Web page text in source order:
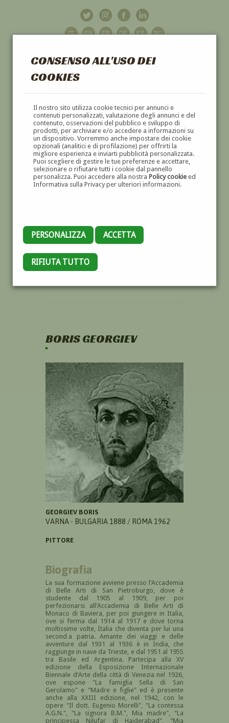
CONSENSO ALL'USO DEI
COOKIES
Il nostro sito utilizza cookie tecnici per annunci e
contenuti personalizzati, valutazione degli annunci e del
contenuto, osservazioni del pubblico e sviluppo di
prodotti, per archiviare e/o accedere a informazioni su
un dispositivo. Vorremmo anche impostare dei cookie
opzionali (analitici e di profilazione) per offrirti la
migliore esperienza e inviarti pubblicità personalizzata.
Puoi scegliere di gestire le tue preferenze e accettare,
selezionare o rifiutare tutti i cookie dal pannello
personalizza. Puoi accedere alla nostra Policy cookieed
Informativa sulla Privacy per ulteriori informazioni.
PERSONALIZZA ACCETTA
RIFIUTA TUTTO
GALLERIAD'ARTE
DIPINTI E SCULTURE '800 E '900
BORIS GEORGIEV
GEORGIEV BORIS
VARNA - BULGARIA 1888 / ROMA 1962
PITTORE
Biografia
La sua formazione avviene presso l'Accademia
di Belle Arti di San Pietroburgo, dove è
studente dal 1905 al 1909, per poi
perfezionarsi all'Accademia di Belle Arti di
Monaco di Baviera, per poi giungere in Italia,
ove si ferma dal 1914 al 1917 e dove torna
moltissime volte, Italia che diventa per lui una
second a patria. Amante dei viaggi e delle
avventure dal 1931 al 1936 è in India, che
raggiunge in nave da Trieste, e dal 1951 al 1955
tra Basile ed Argentina. Partecipa alla XV
edizione della Esposizione Internazionale
Biennale d'Arte della città di Venezia nel 1926,
ove espone "La famiglia Sella di San
Gerolamo" e "Madre e figlie" ed è presente
anche alla XXIII edizione, nel 1942, con le
opere "Il dott. Eugenio Morelli", "La contessa
A.G.N.", "La signora B.M.", Mia madre", "La
principessa Nilufar di Haiderabad", "Mia